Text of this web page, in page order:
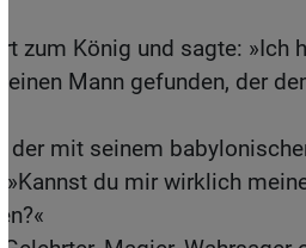
zum König und sagte: »Ich
Mann gefunden, der
der mit seinem
du mir wirklich